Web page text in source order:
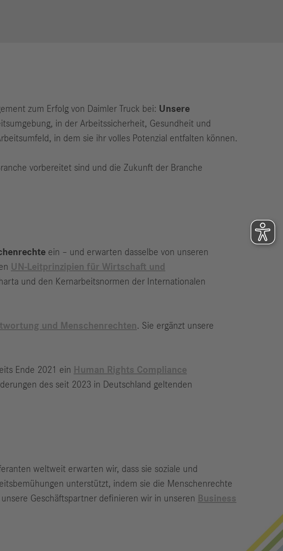
zum Erfolg von Daimler Truck bei: Unsere
in der Arbeitssicherheit, Gesundheit und
in dem sie ihr volles Potenzial entfalten können.
vorbereitet sind und die Zukunft der Branche
ein – und erwarten dasselbe von unseren
UN-Leitprinzipien für Wirtschaft und
und den Kernarbeitsnormen der Internationalen
und Menschenrechten . Sie ergänzt unsere
Ende 2021 ein Human Rights Compliance
des seit 2023 in Deutschland geltenden
weltweit erwarten wir, dass sie soziale und
unterstützt, indem sie die Menschenrechte
Geschäftspartner definieren wir in unseren Business